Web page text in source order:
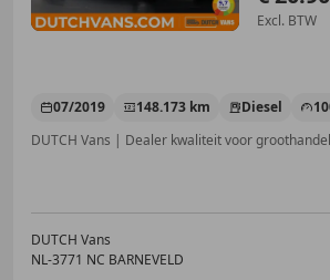
Excl. BTW
07/2019 148.173 km Diesel
DUTCH Vans | Dealer kwaliteit voor
DUTCH Vans
NL-3771 NC BARNEVELD